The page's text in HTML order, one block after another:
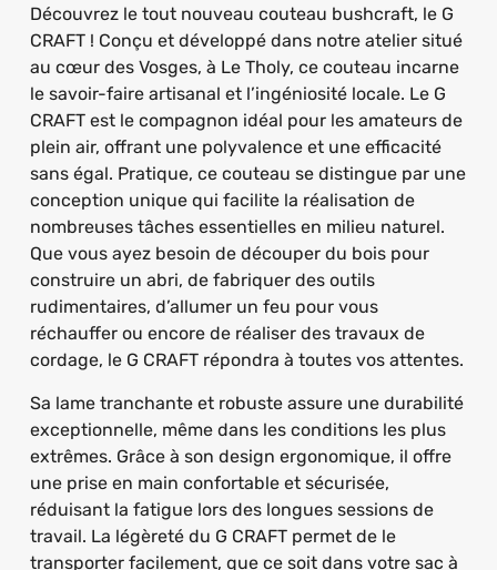
Découvrez le tout nouveau couteau bushcraft, le G
CRAFT ! Conçu et développé dans notre atelier situé
au cœur des Vosges, à Le Tholy, ce couteau incarne
le savoir-faire artisanal et l’ingéniosité locale. Le G
CRAFT est le compagnon idéal pour les amateurs de
plein air, offrant une polyvalence et une efficacité
sans égal. Pratique, ce couteau se distingue par une
conception unique qui facilite la réalisation de
nombreuses tâches essentielles en milieu naturel.
Que vous ayez besoin de découper du bois pour
construire un abri, de fabriquer des outils
rudimentaires, d’allumer un feu pour vous
réchauffer ou encore de réaliser des travaux de
cordage, le G CRAFT répondra à toutes vos attentes.
Sa lame tranchante et robuste assure une durabilité
exceptionnelle, même dans les conditions les plus
extrêmes. Grâce à son design ergonomique, il offre
une prise en main confortable et sécurisée,
réduisant la fatigue lors des longues sessions de
travail. La légèreté du G CRAFT permet de le
transporter facilement, que ce soit dans votre sac à